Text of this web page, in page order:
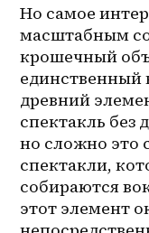
Но самое
масштабным
крошечный
единственный
древний
спектакль без
но сложно это
спектакли,
собираются
этот элемент